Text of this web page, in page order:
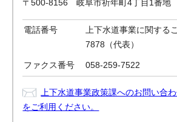
〒500-8156 岐阜市祈年町4丁目1番地
電話番号
上下水道事業に関する
7878（代表）
ファクス番号 058-259-7522
上下水道事業政策課へのお問い合
をご利用ください。